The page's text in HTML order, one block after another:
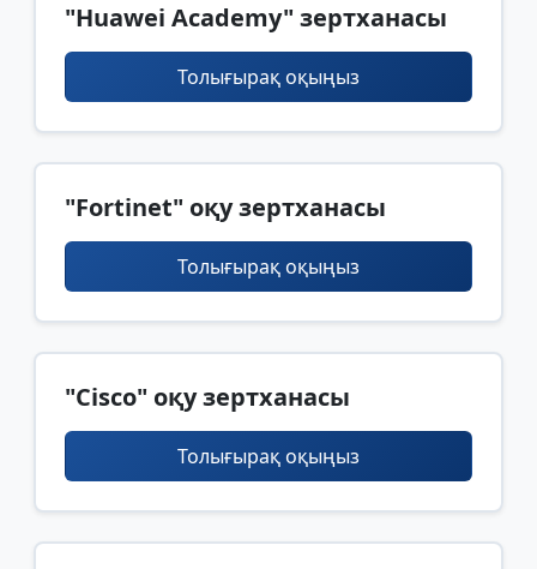
"Huawei Academy" зертханасы
Толығырақ оқыңыз
"Fortinet" оқу зертханасы
Толығырақ оқыңыз
"Cisco" оқу зертханасы
Толығырақ оқыңыз